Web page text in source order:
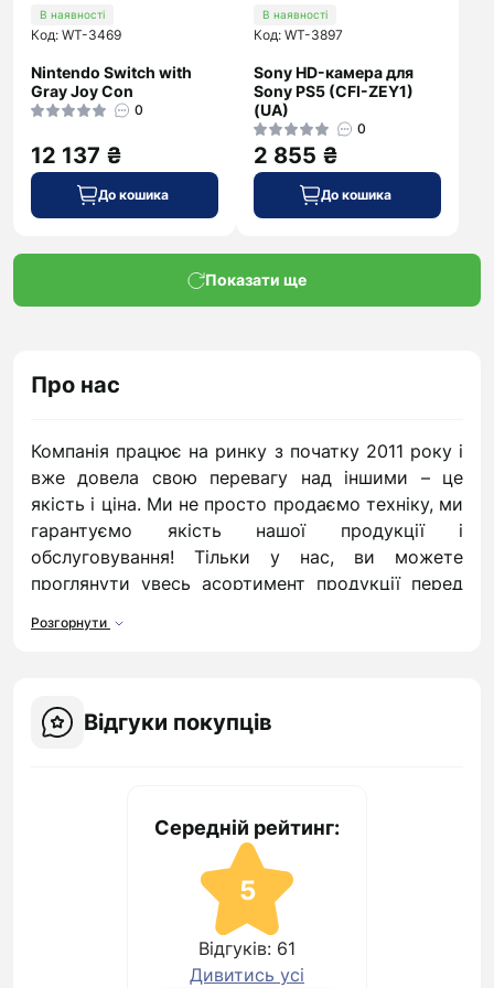
В наявності
Код: WT-3469
Nintendo Switch with
Gray Joy Con
0
12 137 ₴
До кошика
В наявності
Код: WT-3897
Sony HD-камера для
Sony PS5 (CFI-ZEY1)
(UA)
0
2 855 ₴
До кошика
Показати ще
Про нас
Компанія працює на ринку з початку 2011 року і
вже довела свою перевагу над іншими – це
якість і ціна. Ми не просто продаємо техніку, ми
гарантуємо якість нашої продукції і
обслуговування! Тільки у нас, ви можете
проглянути увесь асортимент продукції перед
навіть більше!
портативна техніка від провідних світових
Переваги товарів, представлених в
магазині електроніки і техніки
Розгорнути
Відгуки покупців
Середній рейтинг:
5
Відгуків: 61
Дивитись усі